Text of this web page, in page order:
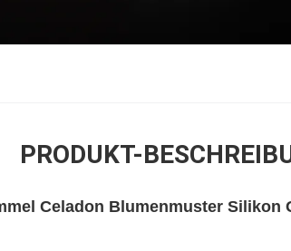
PRODUKT-
Celadon Blumenmuster Silikon